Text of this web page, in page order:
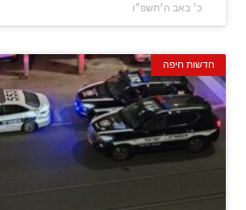
כ׳ באב ה׳תשפ״ו
חדשות חיפה